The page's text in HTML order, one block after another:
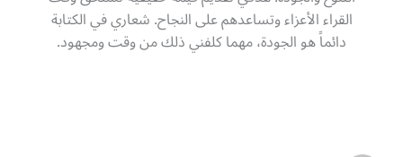
القراء الأعزاء وتساعدهم على النجاح. شعاري في الكتابة
دائماً هو الجودة، مهما كلفني ذلك من وقت ومجهود.